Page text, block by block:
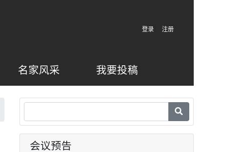
登录 注册
名家风采 我要投稿
会议预告